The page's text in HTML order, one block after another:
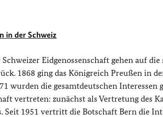
in der Schweiz
Eidgenossenschaft gehen auf
1868 ging das Königreich Preußen in
wurden die gesamtdeutschen Interessen
vertreten: zunächst als Vertretung des
Seit 1951 vertritt die Botschaft Bern die